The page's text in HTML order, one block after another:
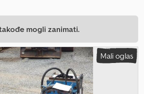
mogli zanimati.
Mali oglas